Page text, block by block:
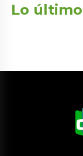
Lo último